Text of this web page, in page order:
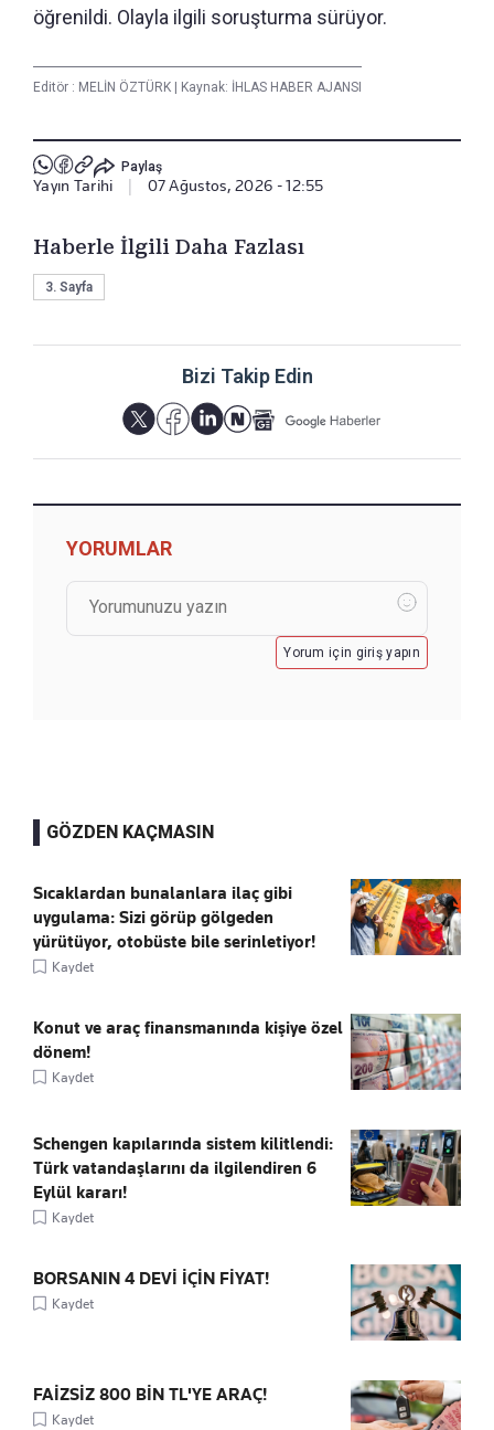
öğrenildi. Olayla ilgili soruşturma sürüyor.
Editör : MELİN ÖZTÜRK Kaynak: İHLAS HABER AJANSI
Paylaş
Yayın Tarihi 07 Ağustos, 2026 - 12:55
Haberle İlgili Daha Fazlası
3. Sayfa
Bizi Takip Edin
YORUMLAR
Yorum için giriş yapın
GÖZDEN KAÇMASIN
Sıcaklardan bunalanlara ilaç gibi
uygulama: Sizi görüp gölgeden
yürütüyor, otobüste bile serinletiyor!
Kaydet
Konut ve araç finansmanında kişiye özel
dönem!
Kaydet
Schengen kapılarında sistem kilitlendi:
Türk vatandaşlarını da ilgilendiren 6
Eylül kararı!
Kaydet
BORSANIN 4 DEVİ İÇİN FİYAT!
Kaydet
FAİZSİZ 800 BİN TL'YE ARAÇ!
Kaydet